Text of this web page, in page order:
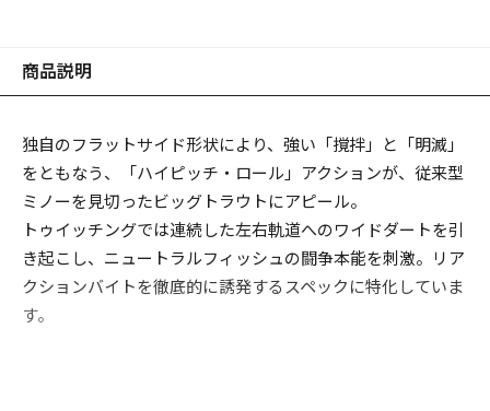
商品説明
独自のフラットサイド形状により、強い「撹拌」と「明滅」
をともなう、「ハイピッチ・ロール」アクションが、従来型
ミノーを見切ったビッグトラウトにアピール。
トゥイッチングでは連続した左右軌道へのワイドダートを引
き起こし、ニュートラルフィッシュの闘争本能を刺激。リア
クションバイトを徹底的に誘発するスペックに特化していま
す。